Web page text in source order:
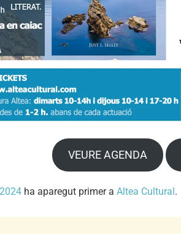
VEURE AGENDA
ha aparegut primer a Altea Cultural.